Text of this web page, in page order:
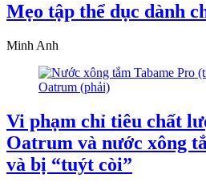
Mẹo tập thể dục dành
Minh Anh
Vi phạm chỉ tiêu chất
Oatrum và nước xông
và bị “tuýt còi”